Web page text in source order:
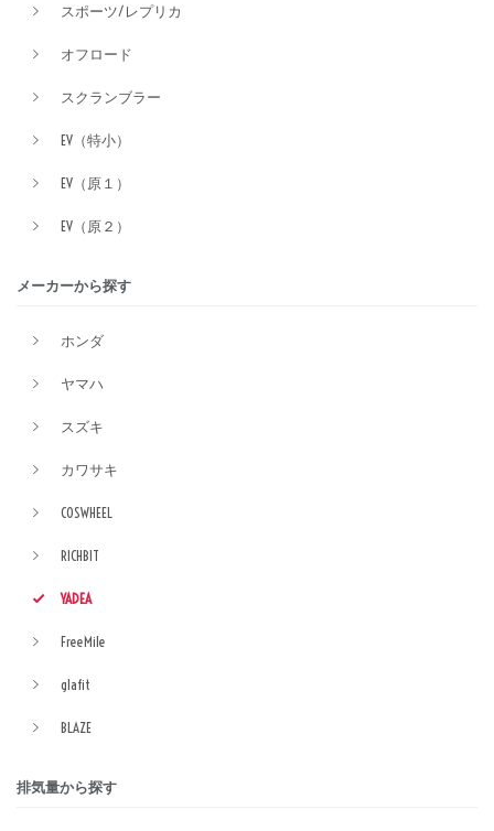
スポーツ/レプリカ
オフロード
スクランブラー
EV（特小）
EV（原１）
EV（原２）
メーカーから探す
ホンダ
ヤマハ
スズキ
カワサキ
COSWHEEL
RICHBIT
YADEA
FreeMile
glafit
BLAZE
排気量から探す